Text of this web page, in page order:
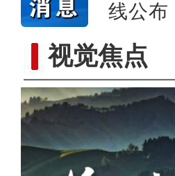
线公布
视觉焦点
昆玉90名